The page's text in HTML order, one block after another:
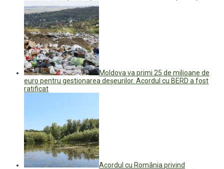
Moldova va primi 25 de milioane de
euro pentru gestionarea deșeurilor. Acordul cu BERD a fost
ratificat
Acordul cu România privind